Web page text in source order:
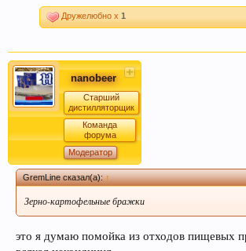
Дружелюбно x 1
nanobeer
Старший
дистилляторщик
Команда
форума
Модератор
GremLine сказал(а):↑
Зерно-картофельные бражки
это я думаю помойка из отходов пищевых